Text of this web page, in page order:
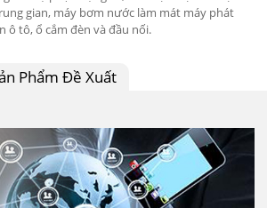
gian, máy bơm nước làm mát máy phát
ô tô, ổ cắm đèn và đầu nối.
Phẩm Đề Xuất